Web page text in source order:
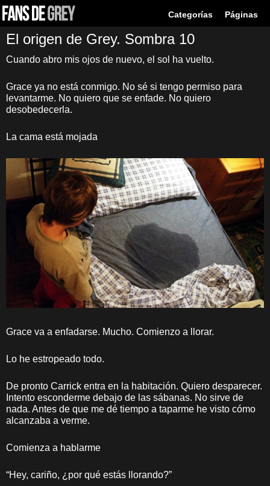
Categorías Páginas
El origen de Grey. Sombra 10
Cuando abro mis ojos de nuevo, el sol ha vuelto.
Grace ya no está conmigo. No sé si tengo permiso para
levantarme. No quiero que se enfade. No quiero
desobedecerla.
La cama está mojada
Grace va a enfadarse. Mucho. Comienzo a llorar.
Lo he estropeado todo.
De pronto Carrick entra en la habitación. Quiero desparecer.
Intento esconderme debajo de las sábanas. No sirve de
nada. Antes de que me dé tiempo a taparme he visto cómo
alcanzaba a verme.
Comienza a hablarme
“Hey, cariño, ¿por qué estás llorando?”